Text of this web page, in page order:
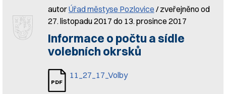
autorÚřad městyse Pozlovice / zveřejněno od
27. listopadu 2017 do 13. prosince 2017
Informace o počtu a sídle
volebních okrsků
11_27_17_Volby